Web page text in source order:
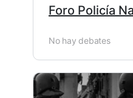
Foro Policía
No hay debates